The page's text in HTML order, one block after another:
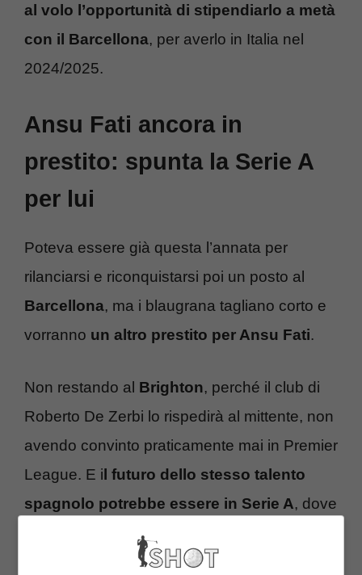
al volo l’opportunità di stipendiarlo a metà
con il Barcellona, per averlo in Italia nel
2024/2025.
Ansu Fati ancora in
prestito: spunta la Serie A
per lui
Poteva essere già questa l’annata per
rilanciarsi e riconquistarsi poi un posto al
Barcellona, ma i blaugrana tagliano corto e
vorranno un altro prestito per Ansu Fati.
Non restando al Brighton, perché il club di
Roberto De Zerbi lo rispedirà al mittente, non
avendo convinto praticamente mai in Premier
League. E il futuro dello stesso talento
spagnolo potrebbe essere in Serie A, dove
si rivedrà ancora il talento di quello che resta
un giovane calciatore dalle importanti qualità.